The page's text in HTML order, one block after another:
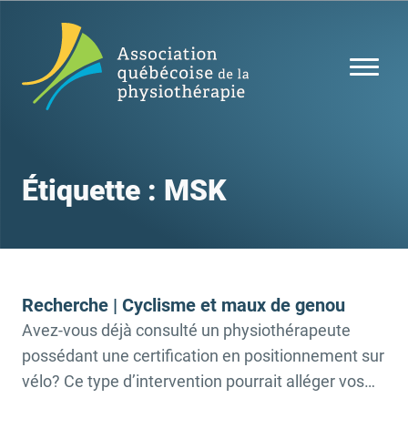
Étiquette : MSK
Recherche | Cyclisme et maux de genou
Avez-vous déjà consulté un physiothérapeute
possédant une certification en positionnement sur
vélo? Ce type d’intervention pourrait alléger vos